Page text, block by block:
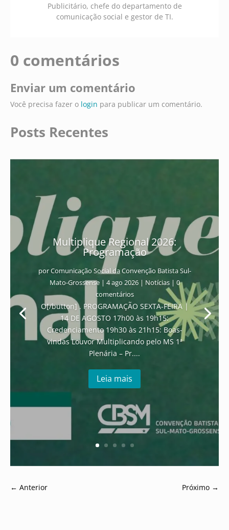
Publicitário, chefe do departamento de
comunicação social e gestor de TI.
0 comentários
Enviar um comentário
Você precisa fazer o login para publicar um comentário.
Posts Recentes
Multiplique Regional 2026:
Programação
porComunicação Social da Convenção Batista Sul-
Mato-Grossense| 4 ago 2026| Notícias| 0
comentários
O[/button] . PROGRAMAÇÃO SEXTA-FEIRA |
14 DE AGOSTO 17h00 às 19h15:
Credenciamento 19h30 às 21h15: Boas-
vindas Louvor Multiplicando pelo MS 1ª
Plenária – Pr....
Leia mais
← Anterior Próximo →